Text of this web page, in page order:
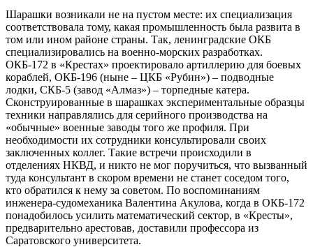
Шарашки возникали не на пустом месте: их специализация
соответствовала тому, какая промышленность была развита в
том или ином районе страны. Так, ленинградские ОКБ
специализировались на военно-морских разработках.
ОКБ-172 в «Крестах» проектировало артиллерию для боевых
кораблей, ОКБ-196 (ныне – ЦКБ «Рубин») – подводные
лодки, СКБ-5 (завод «Алмаз») – торпедные катера.
Сконструированные в шарашках экспериментальные образцы
техники направлялись для серийного производства на
«обычные» военные заводы того же профиля. При
необходимости их сотрудники консультировали своих
заключенных коллег. Такие встречи происходили в
отделениях НКВД, и никто не мог поручиться, что вызванный
туда консультант в скором времени не станет соседом того,
кто обратился к нему за советом. По воспоминаниям
инженера-судомеханика Валентина Акулова, когда в ОКБ-172
понадобилось усилить математический сектор, в «Кресты»,
предварительно арестовав, доставили профессора из
Саратовского университета.